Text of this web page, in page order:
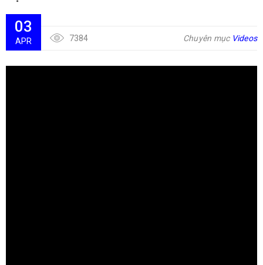
03
APR 7384 Chuyên mục Videos